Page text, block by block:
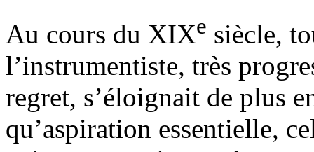
Au cours du XIXe siècle,
l’instrumentiste, très
regret, s’éloignait de plus
qu’aspiration essentielle,